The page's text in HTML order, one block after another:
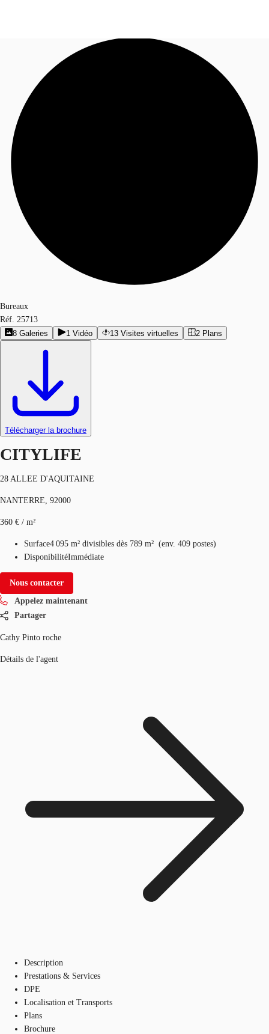
Blog
Données marchés
Appelez maintenant
Bureaux
Réf. 25713
8 Galeries 1 Vidéo 13 Visites virtuelles 2 Plans
Télécharger la brochure
CITYLIFE
28 ALLEE D'AQUITAINE
NANTERRE, 92000
360 € / m²
Surface4 095 m² divisibles dès 789 m² (env. 409 postes)
DisponibilitéImmédiate
Nous contacter
Appelez maintenant
Partager
Cathy Pinto roche
Détails de l'agent
Description
Prestations & Services
DPE
Localisation et Transports
Plans
Brochure